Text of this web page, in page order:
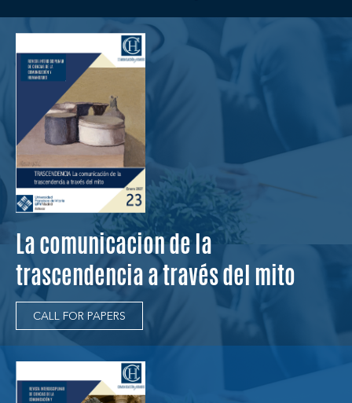
La comunicacion de la
trascendencia a través del mito
CALL FOR PAPERS